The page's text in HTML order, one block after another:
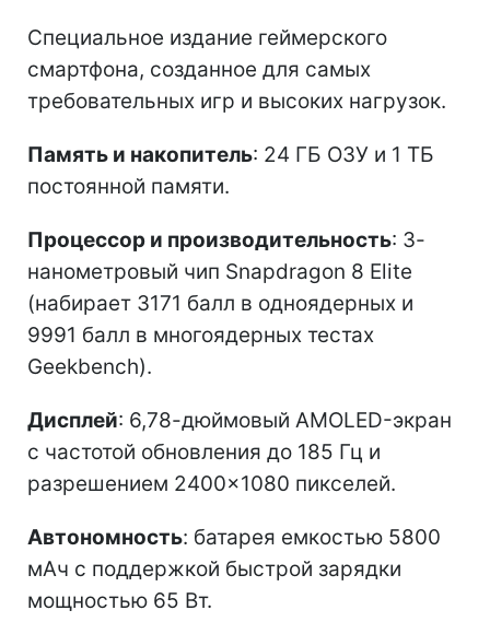
Специальное издание геймерского
смартфона, созданное для самых
требовательных игр и высоких нагрузок.
Память и накопитель: 24 ГБ ОЗУ и 1 ТБ
постоянной памяти.
Процессор и производительность: 3-
нанометровый чип Snapdragon 8 Elite
(набирает 3171 балл в одноядерных и
9991 балл в многоядерных тестах
Geekbench).
Дисплей: 6,78-дюймовый AMOLED-экран
с частотой обновления до 185 Гц и
разрешением 2400×1080 пикселей.
Автономность: батарея емкостью 5800
мАч с поддержкой быстрой зарядки
мощностью 65 Вт.